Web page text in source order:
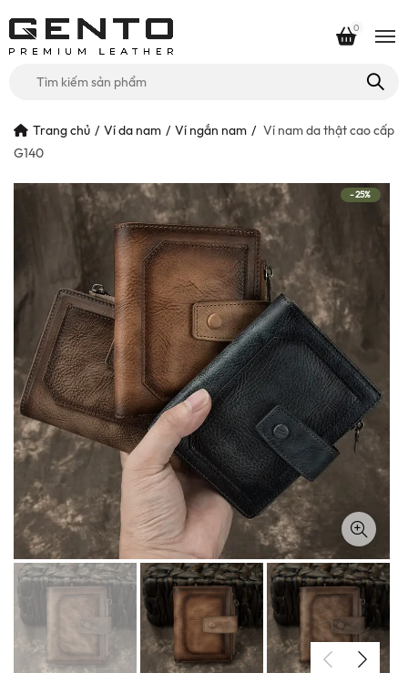
cho:
0
Trang chủ Ví da nam Ví ngắn nam
Ví nam da thật cao cấp
G140
-25%